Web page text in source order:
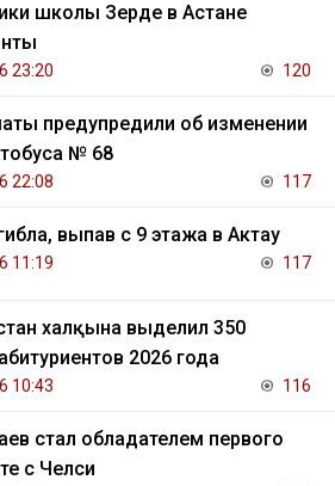
школы Зерде в Астане
23:20 120
предупредили об изменении
№ 68
22:08 117
выпав с 9 этажа в Актау
11:19 117
халқына выделил 350
2026 года
10:43 116
стал обладателем первого
с Челси